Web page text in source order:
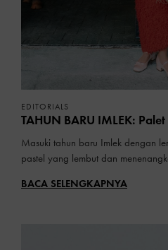
EDITORIALS
TAHUN BARU IMLEK:
Masuki tahun baru Imlek dengan
pastel yang lembut dan
BACA SELENGKAPNYA